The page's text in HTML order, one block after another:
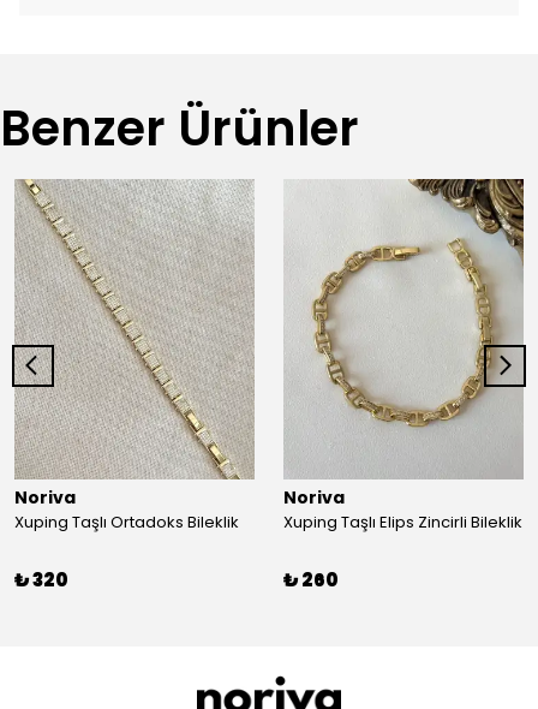
Benzer Ürünler
Noriva
Xuping Taşlı Ortadoks Bileklik
₺ 320
Noriva
Xuping Taşlı Elips Zincirli Bileklik
₺ 260